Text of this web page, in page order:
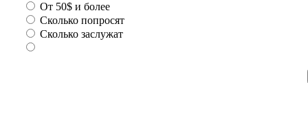
От 50$ и более
Сколько попросят
Сколько заслужат